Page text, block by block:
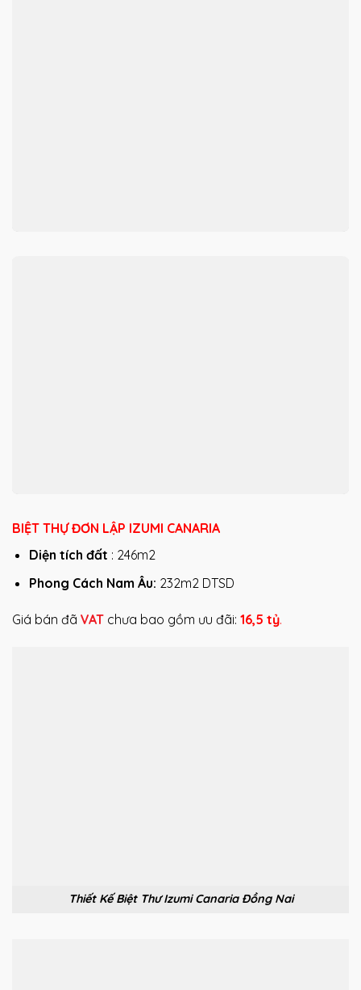
BIỆT THỰ ĐƠN LẬP IZUMI CANARIA
Diện tích đất : 246m2
Phong Cách Nam Âu: 232m2 DTSD
Giá bán đã VAT chưa bao gồm ưu đãi: 16,5 tỷ.
Thiết Kế Biệt Thư Izumi Canaria Đồng Nai